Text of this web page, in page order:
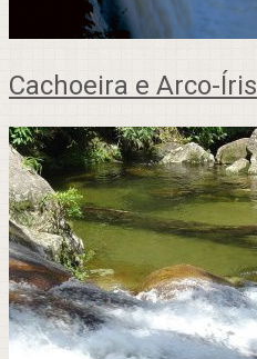
Cachoeira e Arco-Íris